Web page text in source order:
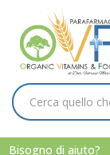
Bisogno di aiuto?